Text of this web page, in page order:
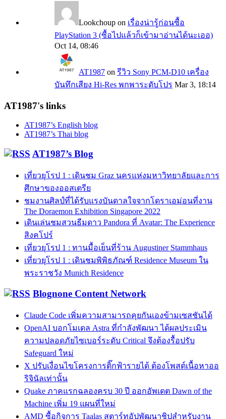
Lookchoup on เรื่องน่ารู้ก่อนซื้อ
PlayStation 3 (ซื้อไปแล้วก็เข้ามาอ่านได้นะเออ)
Oct 14, 08:46
AT1987 on รีวิว Sony PCM-D10 เครื่อง
บันทึกเสียง Hi-Res พกพาระดับโปร Mar 3, 18:14
AT1987's links
AT1987’s English blog
AT1987’s Thai blog
AT1987’s Blog
เที่ยวยุโรป 1 : เดินชม Graz นครแห่งมหาวิทยาลัยและการ
ศึกษาของออสเตรีย
ชมงานศิลป์ที่ได้รับแรงบันดาลใจจากโดราเอม่อนที่งาน
The Doraemon Exhibition Singapore 2022
เดินเล่นชมสวนธีมดาว Pandora ที่ Avatar: The Experience
สิงคโปร์
เที่ยวยุโรป 1 : ทานมื้อเย็นที่ร้าน Augustiner Stammhaus
เที่ยวยุโรป 1 : เดินชมพิพิธภัณฑ์ Residence Museum ใน
พระราชวัง Munich Residence
Blognone Content Network
Claude Code เพิ่มความสามารถคุยกันเองข้ามเซสชันได้
OpenAI บอกโมเดล Astra ที่กำลังพัฒนา ได้ผลประเมิน
ความปลอดภัยไซเบอร์ระดับ Critical จึงต้องรื้อปรับ
Safeguard ใหม่
X ปรับเงื่อนไขโครงการติ๊กฟ้ารายได้ ต้องโพสต์เนื้อหาออ
ริจินัลเท่านั้น
Quake ภาคแรกฉลองครบ 30 ปี ออกอัพเดต Dawn of the
Machine เพิ่ม 19 แผนที่ใหม่
AMD ซื้อกิจการ Taalas สตาร์ทอัปพัฒนาชิปสำหรับงาน